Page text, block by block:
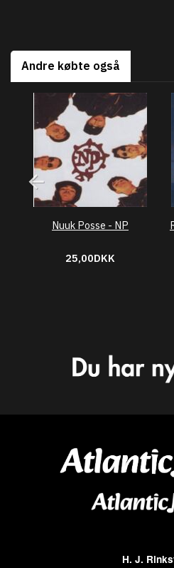
Andre købte også
Nuuk Posse - NP
25,00DKK
H. J.